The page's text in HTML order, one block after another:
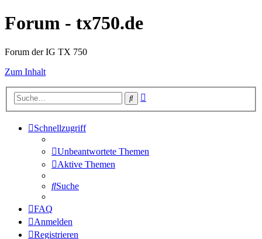
Forum - tx750.de
Forum der IG TX 750
Zum Inhalt
Suche
Schnellzugriff
Unbeantwortete Themen
Aktive Themen
Suche
FAQ
Anmelden
Registrieren